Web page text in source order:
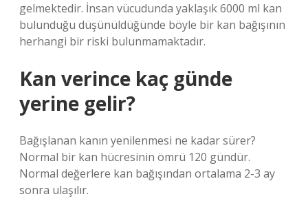
gelmektedir. İnsan vücudunda yaklaşık 6000 ml kan
bulunduğu düşünüldüğünde böyle bir kan bağışının
herhangi bir riski bulunmamaktadır.
Kan verince kaç günde
yerine gelir?
Bağışlanan kanın yenilenmesi ne kadar sürer?
Normal bir kan hücresinin ömrü 120 gündür.
Normal değerlere kan bağışından ortalama 2-3 ay
sonra ulaşılır.